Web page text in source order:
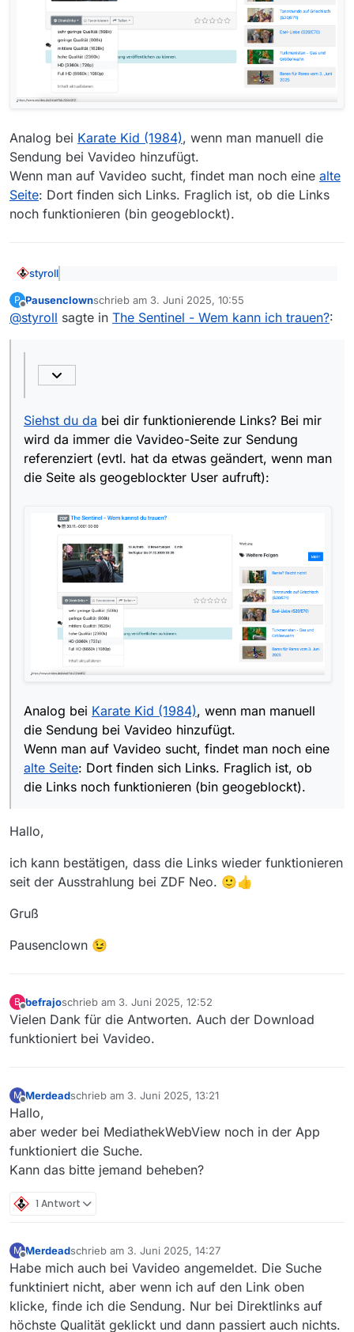
Analog bei Karate Kid (1984), wenn man manuell die
Sendung bei Vavideo hinzufügt.
Wenn man auf Vavideo sucht, findet man noch eine alte
Seite: Dort finden sich Links. Fraglich ist, ob die Links
noch funktionieren (bin geogeblockt).
styroll
Siehst du dabei dir funktionierende Links? Bei mir wird
geogeblockter User aufruft):
Analog bei
Sendung bei Vavideo hinzufügt.
Wenn man auf Vavideo sucht, findet man noch einealte
Seite: Dort finden sich Links. Fraglich ist, ob die Links
noch funktionieren (bin geogeblockt).
P
Offline
Pausenclownschrieb am 3. Juni 2025, 10:55
zuletzt editiert von
@styroll sagte in The Sentinel - Wem kann ich trauen?:
Siehst du da bei dir funktionierende Links? Bei mir
wird da immer die Vavideo-Seite zur Sendung
referenziert (evtl. hat da etwas geändert, wenn man
die Seite als geogeblockter User aufruft):
Analog bei Karate Kid (1984), wenn man manuell
die Sendung bei Vavideo hinzufügt.
Wenn man auf Vavideo sucht, findet man noch eine
alte Seite: Dort finden sich Links. Fraglich ist, ob
die Links noch funktionieren (bin geogeblockt).
Hallo,
ich kann bestätigen, dass die Links wieder funktionieren
seit der Ausstrahlung bei ZDF Neo. 🙂👍
Gruß
Pausenclown 😉
B
Offline
befrajoschrieb am 3. Juni 2025, 12:52
zuletzt editiert von
Vielen Dank für die Antworten. Auch der Download
funktioniert bei Vavideo.
M
Offline
Merdeadschrieb am 3. Juni 2025, 13:21
zuletzt editiert von
Hallo,
aber weder bei MediathekWebView noch in der App
funktioniert die Suche.
Kann das bitte jemand beheben?
1 Antwort
M
Offline
Merdeadschrieb am 3. Juni 2025, 14:27
zuletzt editiert von
Habe mich auch bei Vavideo angemeldet. Die Suche
funktiniert nicht, aber wenn ich auf den Link oben
klicke, finde ich die Sendung. Nur bei Direktlinks auf
höchste Qualität geklickt und dann passiert auch nichts.